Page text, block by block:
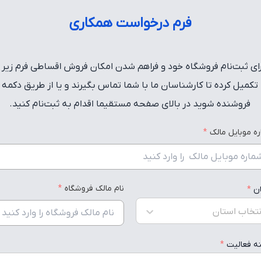
فرم درخواست همکاری
ثبت‌نام فروشگاه خود و فراهم شدن امکان فروش اقساطی فرم زیر را